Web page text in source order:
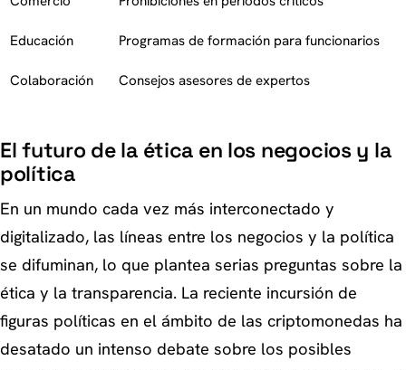
Educación Programas de formación para funcionarios
Colaboración Consejos asesores de expertos
El futuro de la ética en los negocios y la
política
En un mundo cada vez más interconectado y
digitalizado, las líneas entre los negocios y la política
se difuminan, lo que plantea serias preguntas sobre la
ética y la transparencia. La reciente incursión de
figuras políticas en el ámbito de las criptomonedas ha
desatado un intenso debate sobre los posibles